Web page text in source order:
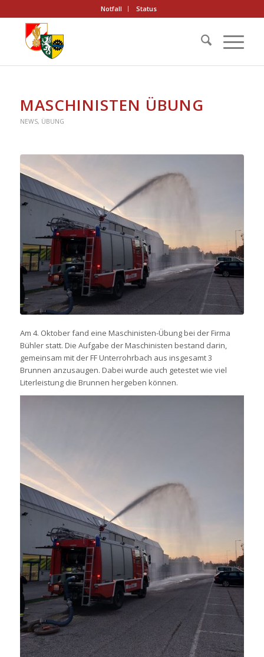
Notfall Status
MASCHINISTEN ÜBUNG
NEWS, ÜBUNG
Am 4. Oktober fand eine Maschinisten-Übung bei der Firma
Bühler statt. Die Aufgabe der Maschinisten bestand darin,
gemeinsam mit der FF Unterrohrbach aus insgesamt 3
Brunnen anzusaugen. Dabei wurde auch getestet wie viel
Literleistung die Brunnen hergeben können.